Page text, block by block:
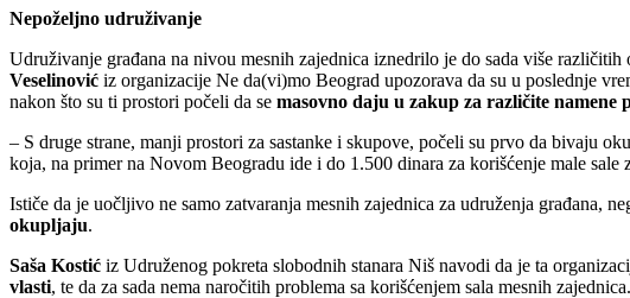
Nepoželjno udruživanje
Udruživanje građana na nivou mesnih zajednica iznedrilo je do sada više
Veselinović iz organizacije Ne da(vi)mo Beograd upozorava da su u poslednje
nakon što su ti prostori počeli da se masovno daju u zakup za različite
– S druge strane, manji prostori za sastanke i skupove, počeli su prvo da bivaju
koja, na primer na Novom Beogradu ide i do 1.500 dinara za korišćenje male sale
Ističe da je uočljivo ne samo zatvaranja mesnih zajednica za udruženja građana,
okupljaju.
Saša Kostić iz Udruženog pokreta slobodnih stanara Niš navodi da je ta
vlasti, te da za sada nema naročitih problema sa korišćenjem sala mesnih zajednica.